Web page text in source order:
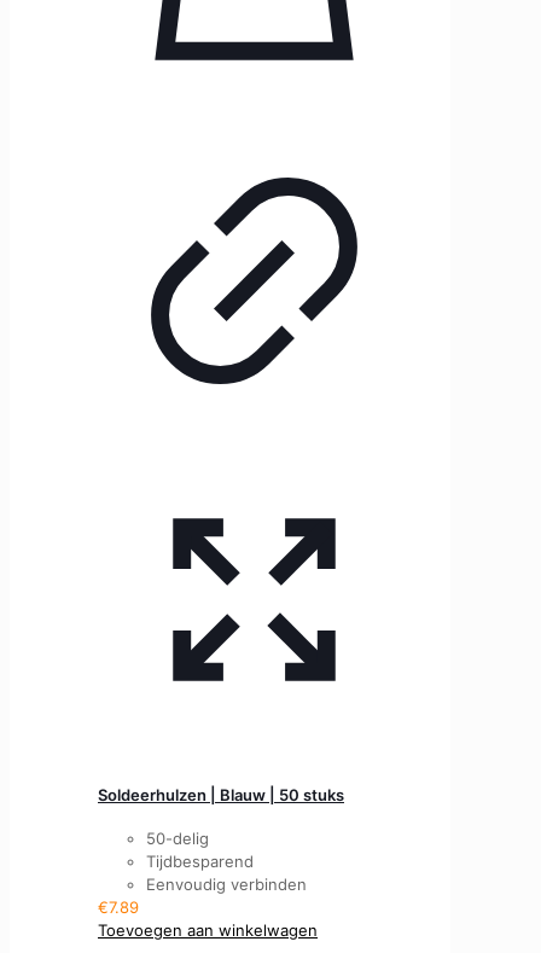
Soldeerhulzen | Blauw | 50 stuks
50-delig
Tijdbesparend
Eenvoudig verbinden
€7.89
Toevoegen aan winkelwagen